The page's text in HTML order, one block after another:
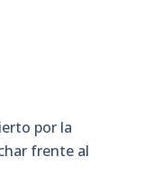
por la
frente al